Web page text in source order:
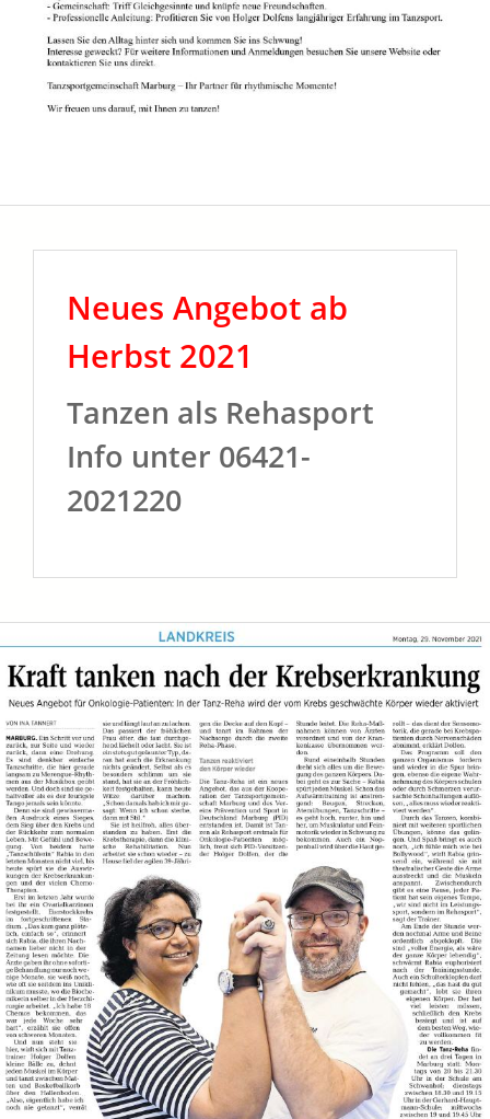
Neues Angebot ab
Herbst 2021
Tanzen als Rehasport
Info unter 06421-
2021220